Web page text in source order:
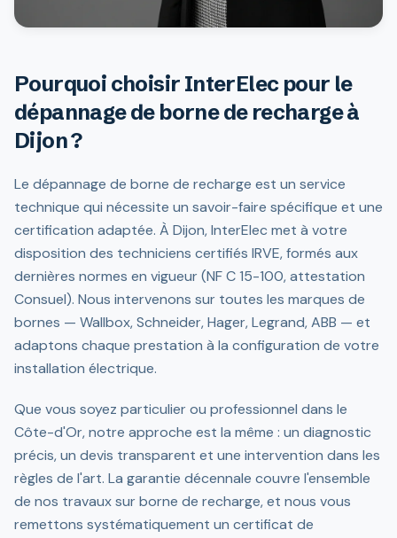
Pourquoi choisir InterElec pour le
dépannage de borne de recharge à
Dijon ?
Le dépannage de borne de recharge est un service
technique qui nécessite un savoir-faire spécifique et une
certification adaptée. À Dijon, InterElec met à votre
disposition des techniciens certifiés IRVE, formés aux
dernières normes en vigueur (NF C 15-100, attestation
Consuel). Nous intervenons sur toutes les marques de
bornes — Wallbox, Schneider, Hager, Legrand, ABB — et
adaptons chaque prestation à la configuration de votre
installation électrique.
Que vous soyez particulier ou professionnel dans le
Côte-d'Or, notre approche est la même : un diagnostic
précis, un devis transparent et une intervention dans les
règles de l'art. La garantie décennale couvre l'ensemble
de nos travaux sur borne de recharge, et nous vous
remettons systématiquement un certificat de